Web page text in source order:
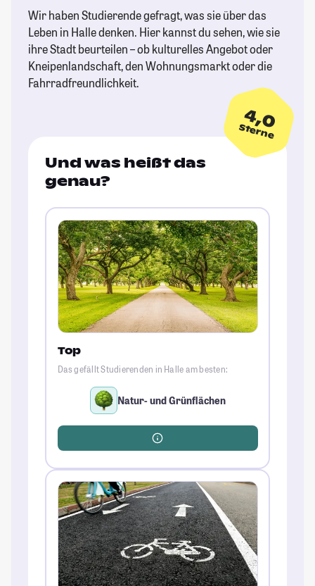
Wir haben Studierende gefragt, was sie über das
Leben in Halle denken. Hier kannst du sehen, wie sie
ihre Stadt beurteilen – ob kulturelles Angebot oder
Kneipenlandschaft, den Wohnungsmarkt oder die
Fahrradfreundlichkeit.
4,0
Sterne
Und was heißt das
genau?
Top
Das gefällt Studierenden in Halle am besten:
Natur- und Grünflächen